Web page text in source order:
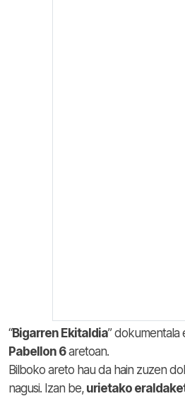
“Bigarren Ekitaldia” dokumentala
Pabellon 6aretoan.
Bilboko areto hau da hain zuzen
nagusi. Izan be, urietako